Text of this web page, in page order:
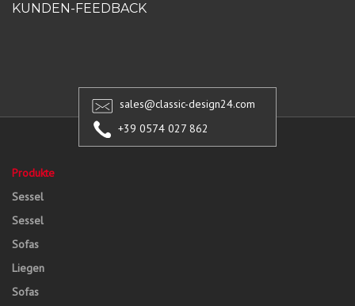
KUNDEN-FEEDBACK
sales@classic-design24.com
+39 0574 027 862
Produkte
Sessel
Sessel
Sofas
Liegen
Sofas